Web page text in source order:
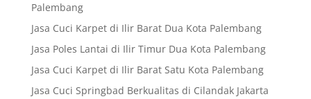
Palembang
Jasa Cuci Karpet di Ilir Barat Dua Kota Palembang
Jasa Poles Lantai di Ilir Timur Dua Kota Palembang
Jasa Cuci Karpet di Ilir Barat Satu Kota Palembang
Jasa Cuci Springbad Berkualitas di Cilandak Jakarta